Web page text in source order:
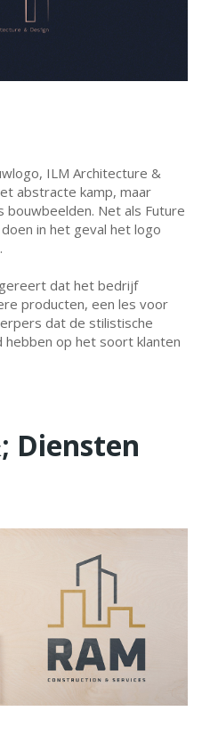
ILM Architecture &
abstracte kamp, maar
Net als Future
in het geval het logo
dat het bedrijf
producten, een les voor
dat de stilistische
hebben op het soort klanten
Diensten